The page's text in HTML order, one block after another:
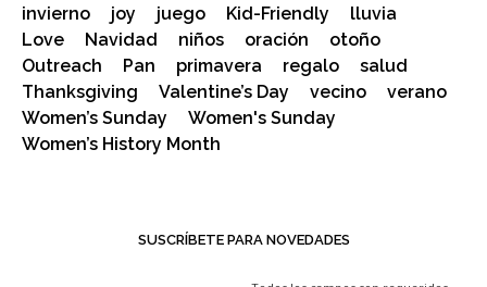
invierno
joy juego Kid-Friendly
lluvia
Love
Navidad niños oración
otoño
Outreach
Pan primavera regalo
salud
Thanksgiving
Valentine’s Day vecino
verano
Women’s Sunday
Women's Sunday
Women’s History Month
SUSCRÍBETE PARA NOVEDADES